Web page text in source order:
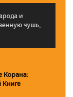
и
чушь,
Корана: